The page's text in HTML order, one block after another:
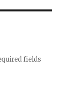
fields